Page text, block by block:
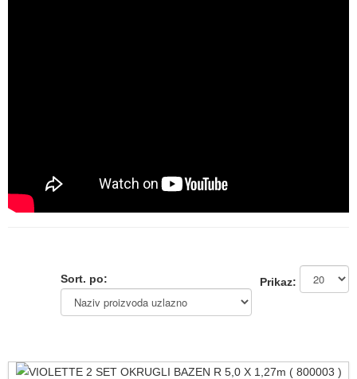
Prikaz:
Sort. po: